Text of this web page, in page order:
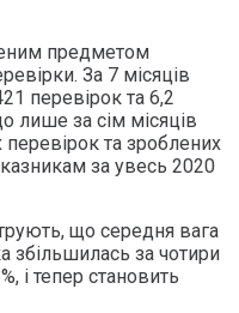
предметом
За 7 місяців
перевірок та 6,2
лише за сім місяців
та зроблених
за увесь 2020
що середня вага
збільшилась за чотири
і тепер становить